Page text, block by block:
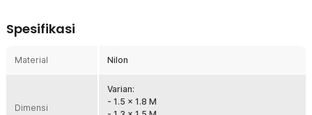
mengandung atau mengeluarkan zat kimia berbahaya yang dapat
terjamin serta terlindungi dari gangguan nyamuk.
Meskipun jaring-jaring tirai ini tersusun rapat, desain mesh tetap
memungkinkan sirkulasi udara yang optimal di dalam ruangan. Ini
Spesifikasi
Material Nilon
Dimensi
Varian:
- 1.5 x 1.8 M